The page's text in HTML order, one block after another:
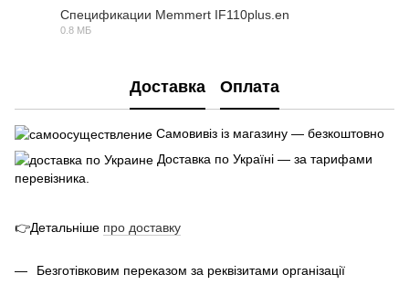
Спецификации Memmert IF110plus.en
0.8 МБ
Доставка Оплата
Самовивіз із магазину — безкоштовно
Доставка по Україні — за тарифами
перевізника.
👉Детальніше про доставку
Безготівковим переказом за реквізитами організації